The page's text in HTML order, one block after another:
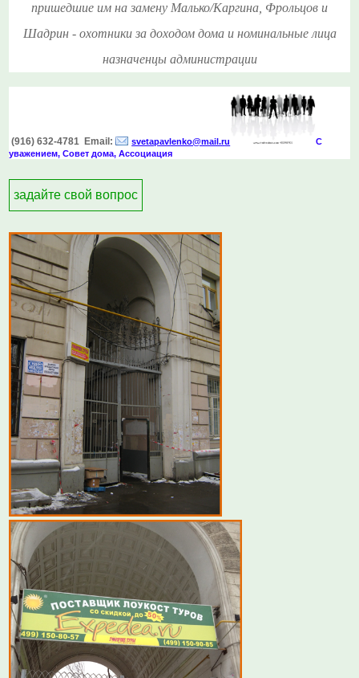
пришедшие им на замену Малько/Каргина, Фрольцов и
Шадрин - охотники за доходом дома и номинальные лица
назначенцы администрации
(916) 632-4781 Email: svetapavlenko@mail.ru
С
уважением, Совет дома, Ассоциация
задайте свой вопрос